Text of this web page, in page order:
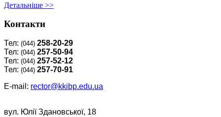
Детальнiше >>
Контакти
Тел: (044) 258-20-29
Тел: (044) 257-50-94
Тел: (044) 257-52-12
Тел: (044) 257-70-91
E-mail: rector@kkibp.edu.ua
вул. Юлії Здановської, 18